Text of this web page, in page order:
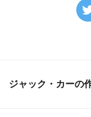
ジャック・カーの